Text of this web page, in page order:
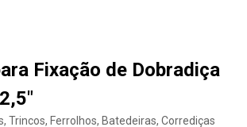
Fixação de Dobradiça
Trincos, Ferrolhos, Batedeiras, Corrediças